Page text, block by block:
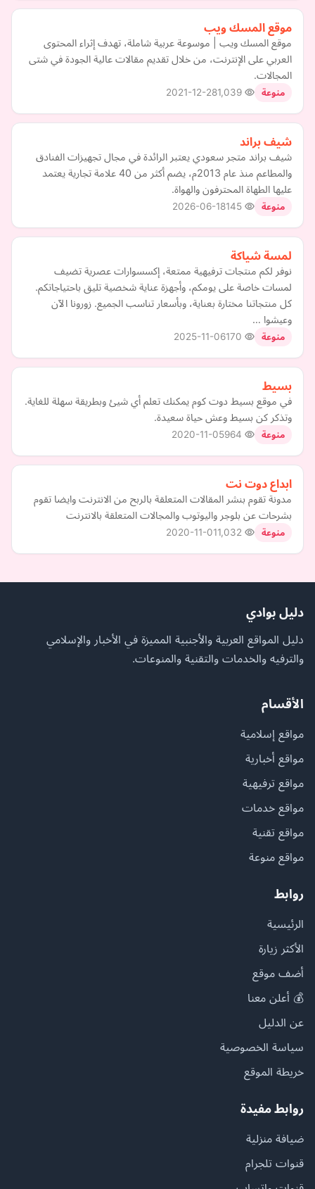
موقع المسك ويب
موقع المسك ويب | موسوعة عربية شاملة، تهدف إثراء المحتوى
العربي على الإنترنت، من خلال تقديم مقالات عالية الجودة في شتى
المجالات.
منوعة 2021-12-28
شيف براند
شيف براند متجر سعودي يعتبر الرائدة في مجال تجهيزات الفنادق
والمطاعم منذ عام 2013م، يضم أكثر من 40 علامة تجارية يعتمد
عليها الطهاة المحترفون والهواة.
منوعة 2026-06-18
لمسة شياكة
نوفر لكم منتجات ترفيهية ممتعة، إكسسوارات عصرية تضيف
لمسات خاصة على يومكم، وأجهزة عناية شخصية تليق باحتياجاتكم.
كل منتجاتنا مختارة بعناية، وبأسعار تناسب الجميع. زورونا الآن
وعيشوا …
منوعة 2025-11-06
بسيط
في موقع بسيط دوت كوم يمكنك تعلم أي شيئ وبطريقة سهلة للغاية.
وتذكر كن بسيط وعش حياة سعيدة.
منوعة 2020-11-05
ابداع دوت نت
مدونة تقوم بنشر المقالات المتعلقة بالربح من الانترنت وايضا تقوم
بشرحات عن بلوجر واليوتوب والمجالات المتعلقة بالانترنت
منوعة 2020-11-01
دليل بوادي
دليل المواقع العربية والأجنبية المميزة في الأخبار والإسلامي
والترفيه والخدمات والتقنية والمنوعات.
الأقسام
مواقع إسلامية
مواقع أخبارية
مواقع ترفيهية
مواقع خدمات
مواقع تقنية
مواقع منوعة
روابط
الرئيسية
الأكثر زيارة
أضف موقع
💰 أعلن معنا
عن الدليل
سياسة الخصوصية
خريطة الموقع
روابط مفيدة
ضيافة منزلية
قنوات تلجرام